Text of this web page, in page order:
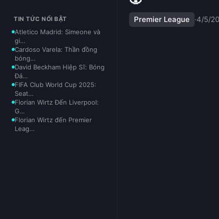
TIN TỨC NỔI BẬT
Atletico Madrid: Simeone và
gi…
Cardoso Varela: Thần đồng
bóng…
David Beckham Hiệp Sĩ: Bóng
Đá…
FIFA Club World Cup 2025:
Seat…
Florian Wirtz Đến Liverpool:
G…
Florian Wirtz đến Premier
Leag…
Premier League ·4/5/